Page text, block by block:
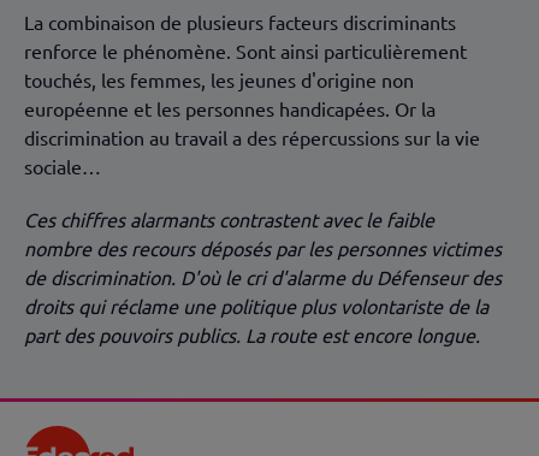
La combinaison de plusieurs facteurs discriminants
renforce le phénomène. Sont ainsi particulièrement
touchés, les femmes, les jeunes d'origine non
européenne et les personnes handicapées. Or la
discrimination au travail a des répercussions sur la vie
sociale…
Ces chiffres alarmants contrastent avec le faible
nombre des recours déposés par les personnes victimes
de discrimination. D'où le cri d'alarme du Défenseur des
droits qui réclame une politique plus volontariste de la
part des pouvoirs publics. La route est encore longue.